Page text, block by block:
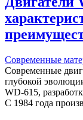
Современные
Современные
глубокой
WD-615,
С 1984 года